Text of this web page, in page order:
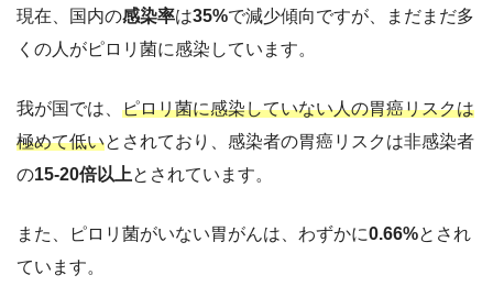
現在、国内の感染率は35%で減少傾向ですが、まだまだ多
くの人がピロリ菌に感染しています。
我が国では、 ピロリ菌に感染していない人の胃癌リスクは
極めて低いとされており、感染者の胃癌リスクは非感染者
の15-20倍以上とされています。
また、ピロリ菌がいない胃がんは、わずかに0.66%とされ
ています。